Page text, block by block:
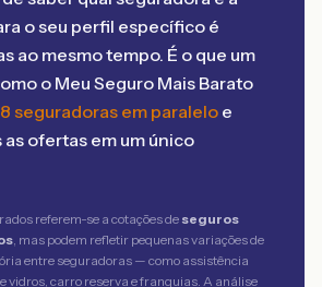
o seu perfil específico é
ao mesmo tempo. É o que um
o Meu Seguro Mais Barato
seguradoras em paralelo e
ofertas em um único
referem-se a cotações de seguros
, mas podem refletir pequenas variações de
entre seguradoras — como assistência
vidros, carro reserva e franquias. A análise